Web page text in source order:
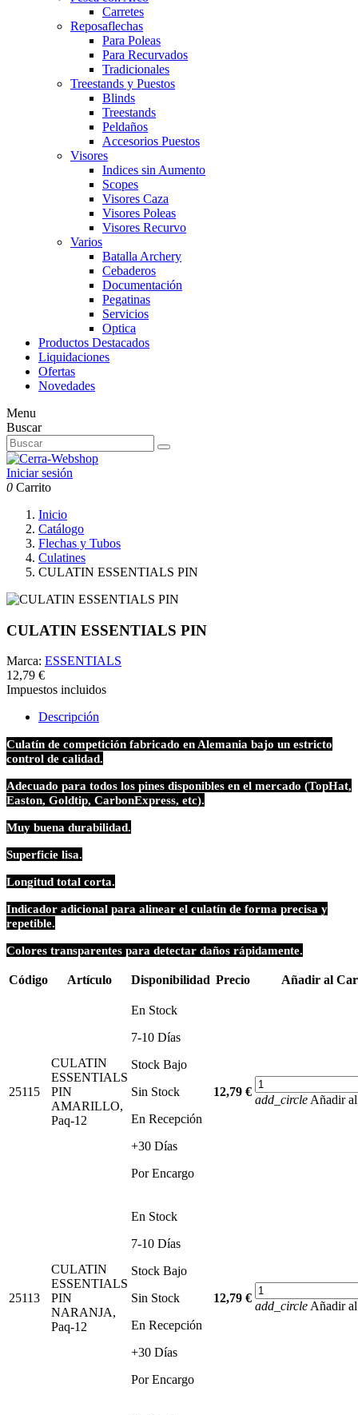
Carretes
Reposaflechas
Para Poleas
Para Recurvados
Tradicionales
Treestands y Puestos
Blinds
Treestands
Peldaños
Accesorios Puestos
Visores
Indices sin Aumento
Scopes
Visores Caza
Visores Poleas
Visores Recurvo
Varios
Batalla Archery
Cebaderos
Documentación
Pegatinas
Servicios
Optica
Productos Destacados
Liquidaciones
Ofertas
Novedades
Menu
Buscar
Iniciar sesión
0 Carrito
Inicio
Catálogo
Flechas y Tubos
Culatines
CULATIN ESSENTIALS PIN
CULATIN ESSENTIALS PIN
Marca: ESSENTIALS
12,79 €
Impuestos incluidos
Descripción
Culatín de competición fabricado en Alemania bajo un estricto
control de calidad.
Adecuado para todos los pines disponibles en el mercado (TopHat,
Easton, Goldtip, CarbonExpress, etc).
Muy buena durabilidad.
Superficie lisa.
Longitud total corta.
Indicador adicional para alinear el culatín de forma precisa y
repetible.
Colores transparentes para detectar daños rápidamente.
Código Artículo Disponibilidad Precio Añadir al
25115
CULATIN
ESSENTIALS
PIN
AMARILLO,
Paq-12
En Stock
7-10 Días
Stock Bajo
Sin Stock
En Recepción
+30 Días
Por Encargo
12,79 €
add_circleAñadir
25113
CULATIN
ESSENTIALS
PIN
NARANJA,
Paq-12
En Stock
7-10 Días
Stock Bajo
Sin Stock
En Recepción
+30 Días
Por Encargo
12,79 €
add_circleAñadir